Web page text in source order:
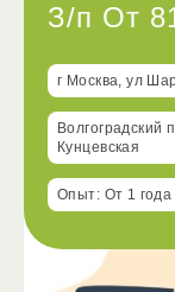
З/п От
г Москва, ул
Волгоградский
Кунцевская
Опыт: От 1 года